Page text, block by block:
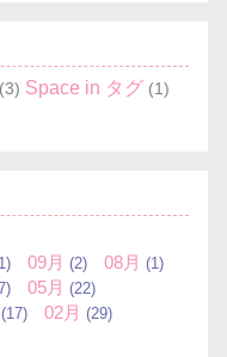
(3) Space in タグ (1)
09月 (2) 08月 (1)
05月 (22)
(17) 02月 (29)